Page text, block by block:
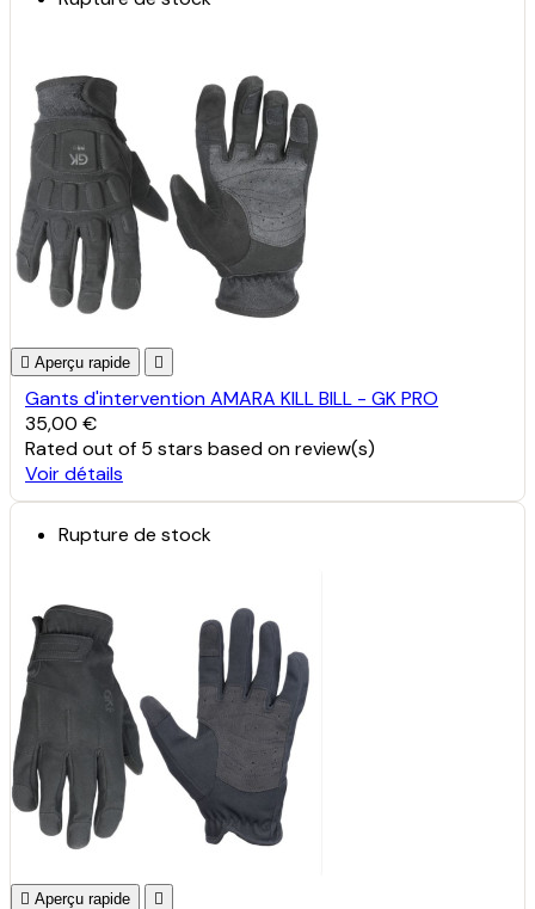
 Aperçu rapide 
Gants d'intervention AMARA KILL BILL - GK PRO
35,00 €
Ratedout of 5 stars based onreview(s)
Voir détails
Rupture de stock
 Aperçu rapide 